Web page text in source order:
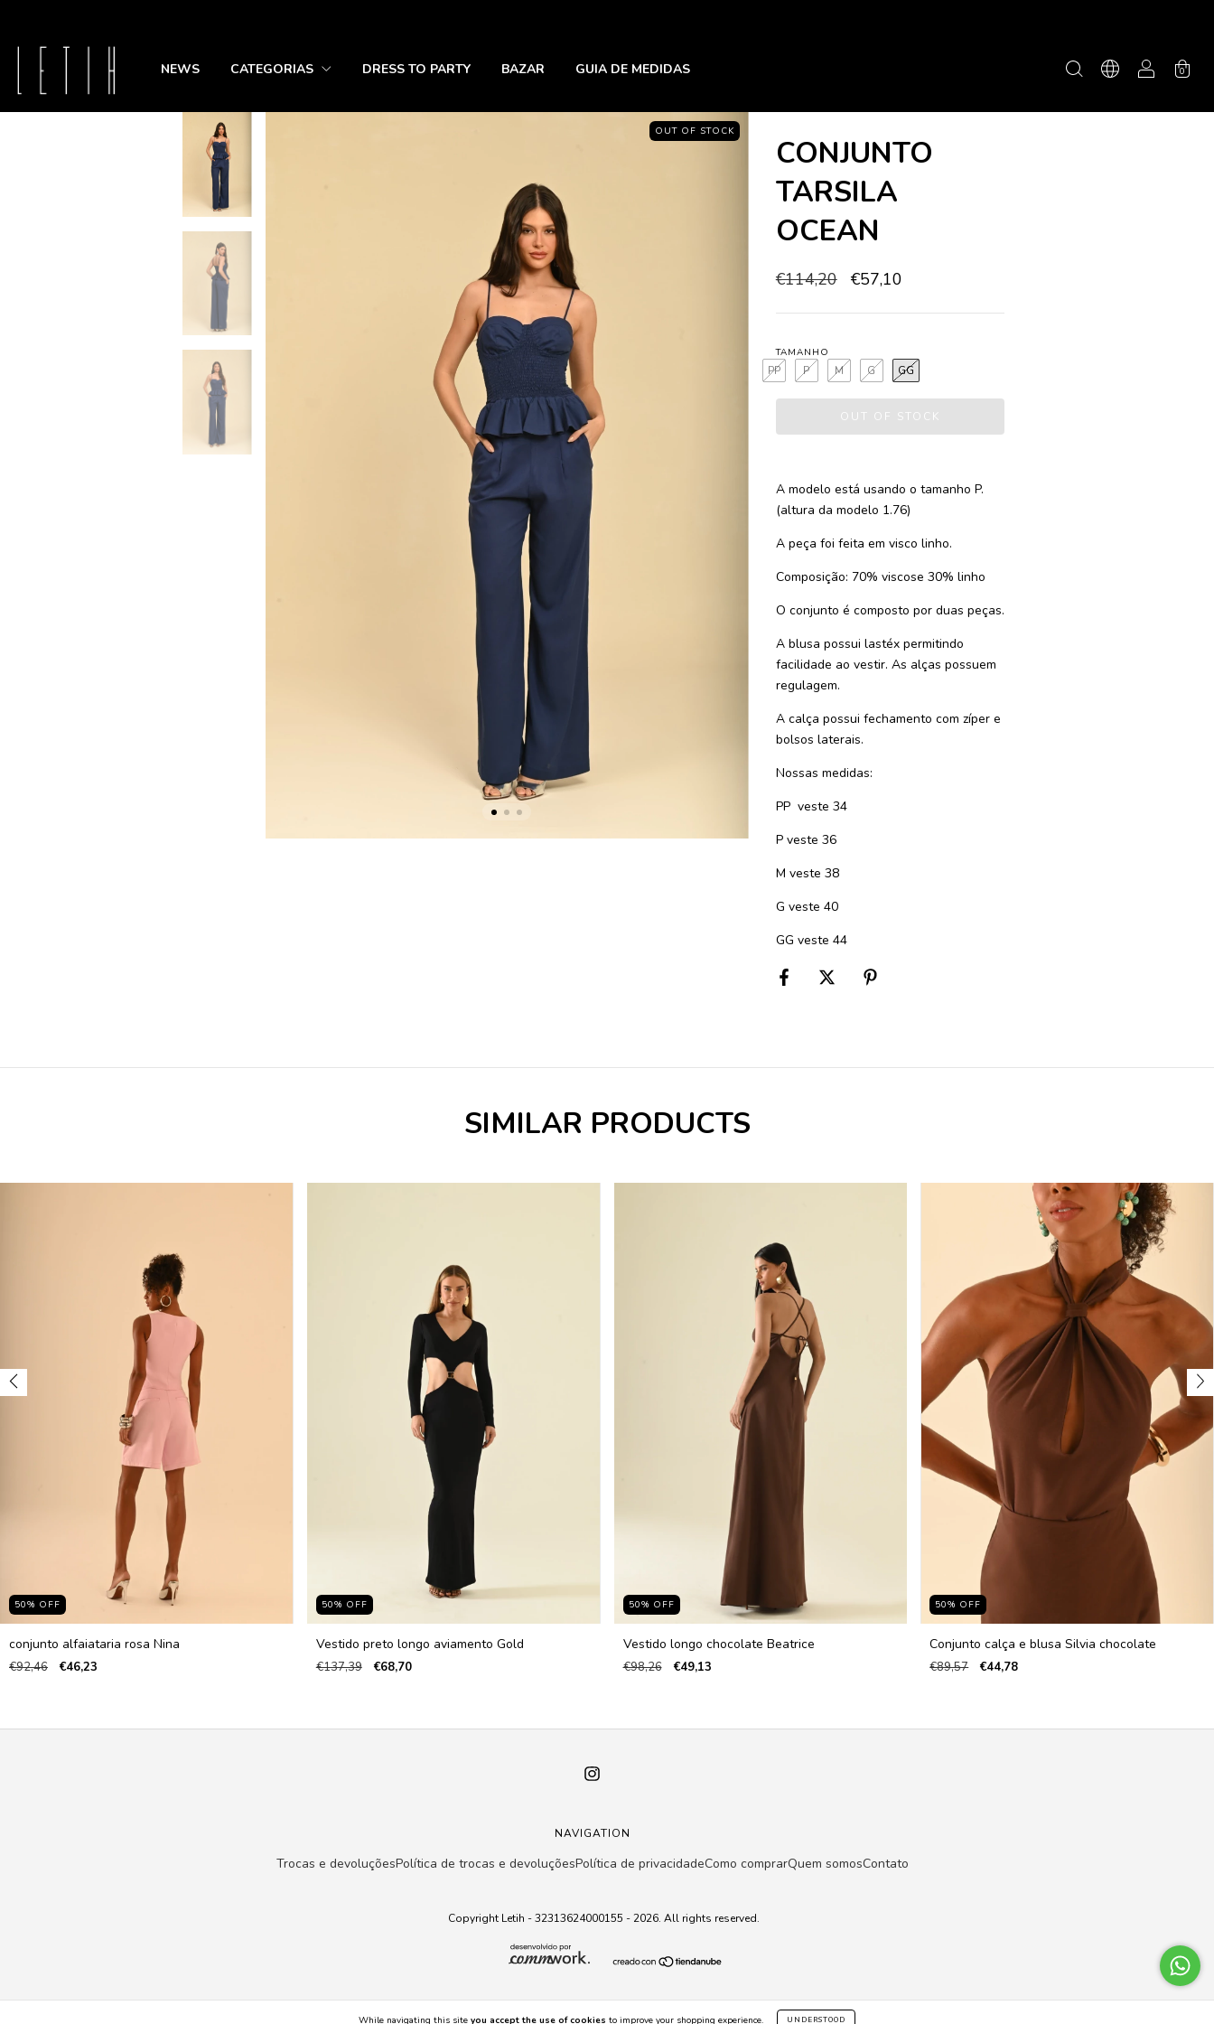
NEWS CATEGORIAS DRESS TO PARTY BAZAR GUIA DE MEDIDAS 0
While navigating this site you accept the use of cookies to improve your shopping experience. UNDERSTOOD
OUT OF STOCK
CONJUNTO
TARSILA
OCEAN
€114,20 €57,10
TAMANHO
GG
G
M
P
PP
A modelo está usando o tamanho P.
(altura da modelo 1.76)
A peça foi feita em visco linho.
Composição: 70% viscose 30% linho
O conjunto é composto por duas peças.
A blusa possui lastéx permitindo
facilidade ao vestir. As alças possuem
regulagem.
A calça possui fechamento com zíper e
bolsos laterais.
Nossas medidas:
PP veste 34
P veste 36
M veste 38
G veste 40
GG veste 44
SIMILAR PRODUCTS
50% OFF
conjunto alfaiataria rosa Nina
€92,46 €46,23
50% OFF
Vestido preto longo aviamento Gold
€137,39 €68,70
50% OFF
Vestido longo chocolate Beatrice
€98,26 €49,13
50% OFF
Conjunto calça e blusa Silvia chocolate
€89,57 €44,78
NAVIGATION
Trocas e devoluçõesPolítica de trocas e devoluçõesPolítica de privacidadeComo comprarQuem somosContato
Copyright Letih - 32313624000155 - 2026. All rights reserved.